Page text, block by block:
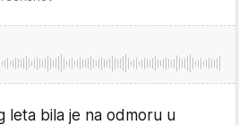
leta bila je na odmoru u